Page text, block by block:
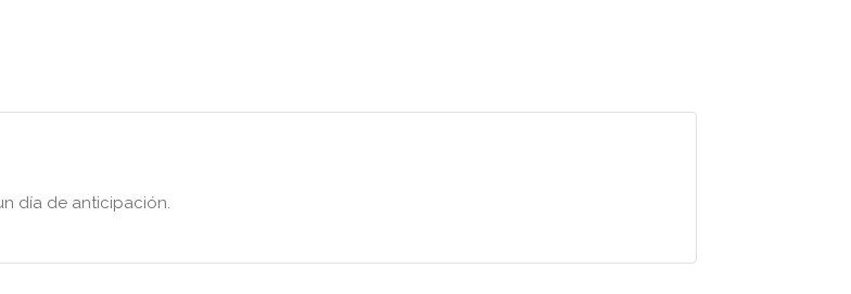
día de anticipación.